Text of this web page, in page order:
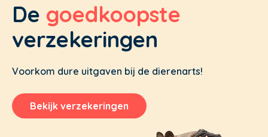
De goedkoopste
verzekeringen
Voorkom dure uitgaven bij de dierenarts!
Bekijk verzekeringen